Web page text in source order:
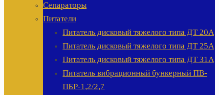
Сепараторы
Питатели
Питатель дисковый тяжелого типа ДТ 20А
Питатель дисковый тяжелого типа ДТ 25А
Питатель дисковый тяжелого типа ДТ 31А
Питатель вибрационный бункерный ПВ-
ПБР-1,2/2,7